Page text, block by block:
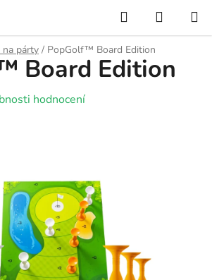
Hledat
KOŠÍK
na párty / PopGolf™ Board Edition
Board Edition
hodnocení